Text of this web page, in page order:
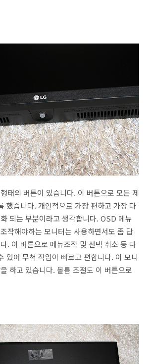
태의 버튼이 있습니다. 이 버튼으로 모든 제
했습니다. 개인적으로 가장 편하고 가장 다
되는 부분이라고 생각합니다. OSD 메뉴
작해야하는 모니터는 사용하면서도 좀 답
. 이 버튼으로 메뉴조작 및 선택 취소 등 다
있어 무척 작업이 빠르고 편합니다. 이 모니
하고 있습니다. 볼륨 조절도 이 버튼으로